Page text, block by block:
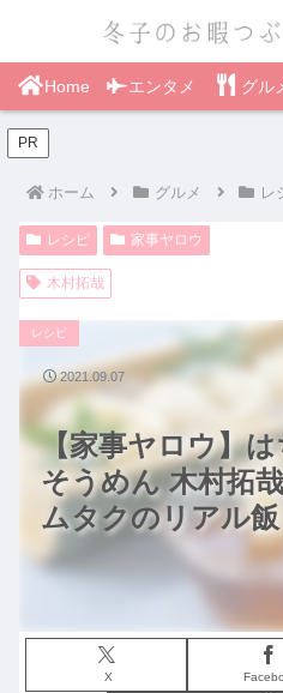
Home エンタメ グル
PR
ホーム グルメ レ
レシピ 家事ヤロウ
木村拓哉
【家事ヤロウ】
そうめん 木村拓
ムタクのリアル飯
レシピ
X
2021.09.07